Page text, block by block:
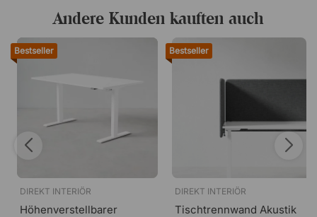
Andere Kunden kauften auch
Bestseller
DIREKT INTERIÖR
Höhenverstellbarer
Bestseller
DIREKT INTERIÖR
Tischtrennwand Akustik